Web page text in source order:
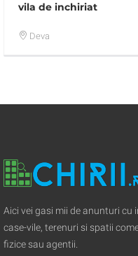
vila de inchiriat
Deva
Aici vei gasi mii de anunturi cu
case-vile, terenuri si spatii
fizice sau agentii.